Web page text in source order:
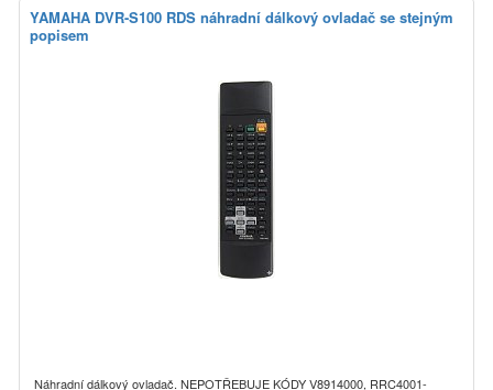
YAMAHA DVR-S100 RDS náhradní dálkový ovladač se stejným
popisem
Náhradní dálkový ovladač. NEPOTŘEBUJE KÓDY V8914000, RRC4001-